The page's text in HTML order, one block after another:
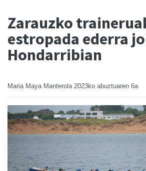
Zarauzko
estropada ederra
Hondarribian
Maria Maya Manterola 2023ko abuztuaren 6a